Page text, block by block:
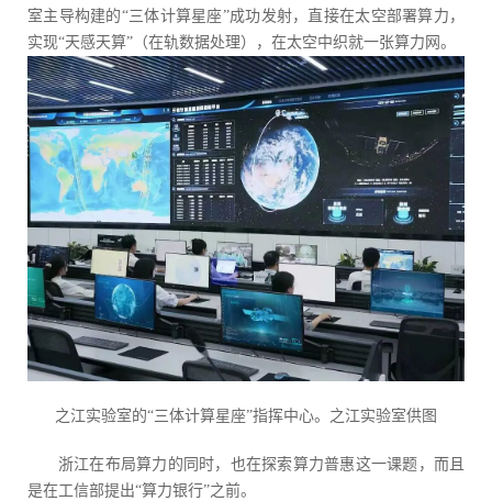
室主导构建的“三体计算星座”成功发射，直接在太空部署算力，
实现“天感天算”（在轨数据处理），在太空中织就一张算力网。
之江实验室的“三体计算星座”指挥中心。之江实验室供图
浙江在布局算力的同时，也在探索算力普惠这一课题，而且
是在工信部提出“算力银行”之前。